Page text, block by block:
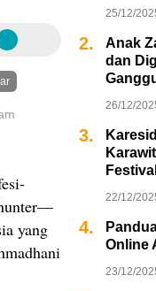
yang
25/12/
2.
Anak
dan
26/12/
3.
22/12/
4.
Online
23/12/